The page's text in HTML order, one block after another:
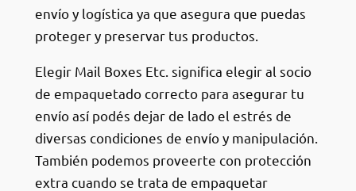
envío y logística ya que asegura que puedas
proteger y preservar tus productos.
Elegir Mail Boxes Etc. significa elegir al socio
de empaquetado correcto para asegurar tu
envío así podés dejar de lado el estrés de
diversas condiciones de envío y manipulación.
También podemos proveerte con protección
extra cuando se trata de empaquetar